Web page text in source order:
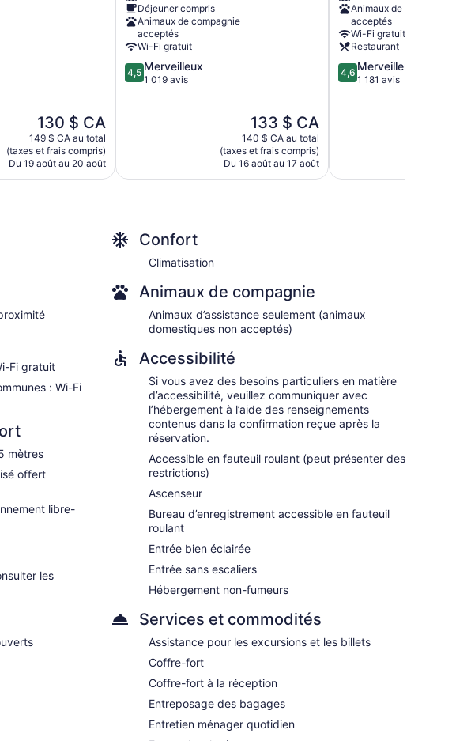
de : coffre-fort et cafetière-théière. Les chambres ont un balcon. Les
Comfort. Téléviseur avec chaînes par câble. Cet hôtel-résidence
avec cuisine ou cuisinette pourvue de : réfrigérateur, surface
distinct. La salle de bain comprend : douche, articles de toilette
ménager est assuré tous les jours.
Le
prix
est
de
130 $ CA
130 $ CA
149 $ CA au total
(taxes et frais compris)
Du 19 août au 20 août
Tijuca
(quartier
de
de
Janeiro)
Déjeuner compris
Animaux de compagnie
acceptés
Wi-Fi gratuit
4.5
sur
4,5 Merveilleux
1 019 avis
Le
prix
est
de
133 $ CA
133 $ CA
140 $ CA au total
(taxes et frais compris)
Du 16 août au 17 août
(quartier
de
Rio
de
Janeiro)
Animaux de compagnie
acceptés
Wi-Fi gratuit
Restaurant
4.6
sur
4,6 Merveilleux
1 181 avis
Fi gratuit
: Wi-Fi
mètres
offert
libre-
les
Confort
Climatisation
Animaux de compagnie
Animaux d’assistance seulement (animaux
domestiques non acceptés)
Accessibilité
Si vous avez des besoins particuliers en matière
d’accessibilité, veuillez communiquer avec
l’hébergement à l’aide des renseignements
contenus dans la confirmation reçue après la
réservation.
Accessible en fauteuil roulant (peut présenter des
restrictions)
Ascenseur
Bureau d’enregistrement accessible en fauteuil
roulant
Entrée bien éclairée
Entrée sans escaliers
Hébergement non-fumeurs
Services et commodités
Assistance pour les excursions et les billets
Coffre-fort
Coffre-fort à la réception
Entreposage des bagages
Entretien ménager quotidien